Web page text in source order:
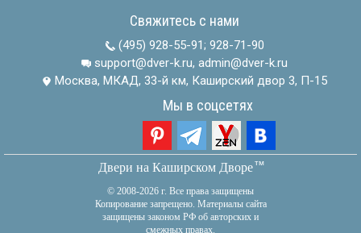
Свяжитесь с нами
(495) 928-55-91; 928-71-90
support@dver-k.ru, admin@dver-k.ru
Москва, МКАД, 33-й км, Каширский двор 3, П-15
Мы в соцсетях
Двери на Каширском Дворетм
© 2008-2026 г. Все права защищены
Копирование запрещено. Материалы сайта
защищены законом РФ об авторских и
смежных правах.